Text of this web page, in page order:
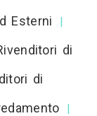
Esterni |
di
di
|